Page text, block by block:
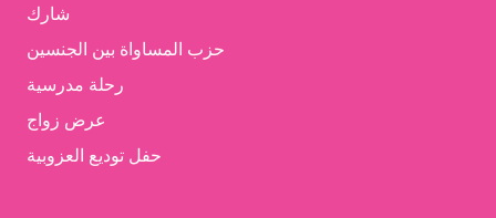
شارك
حزب المساواة بين الجنسين
رحلة مدرسية
عرض زواج
حفل توديع العزوبية